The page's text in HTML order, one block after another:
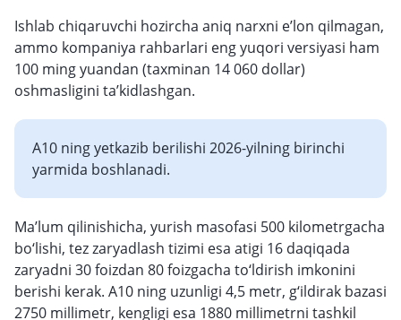
Ishlab chiqaruvchi hozircha aniq narxni e’lon qilmagan,
ammo kompaniya rahbarlari eng yuqori versiyasi ham
100 ming yuandan (taxminan 14 060 dollar)
oshmasligini ta’kidlashgan.
A10 ning yetkazib berilishi 2026-yilning birinchi
yarmida boshlanadi.
Ma’lum qilinishicha, yurish masofasi 500 kilometrgacha
bo‘lishi, tez zaryadlash tizimi esa atigi 16 daqiqada
zaryadni 30 foizdan 80 foizgacha to‘ldirish imkonini
berishi kerak. A10 ning uzunligi 4,5 metr, g‘ildirak bazasi
2750 millimetr, kengligi esa 1880 millimetrni tashkil